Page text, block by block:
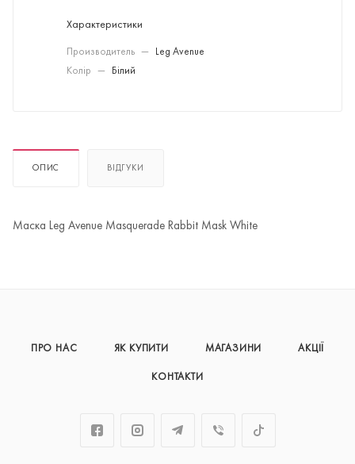
Характеристики
Производитель —
Leg Avenue
Колір
— Білий
ОПИС ВІДГУКИ
Маска Leg Avenue Masquerade Rabbit Mask White
ПРО НАС ЯК КУПИТИ МАГАЗИНИ АКЦІЇ
КОНТАКТИ